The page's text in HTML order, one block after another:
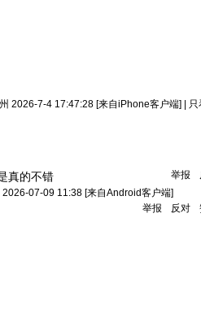
2026-7-4 17:47:28 [来自iPhone客户端]
只
举报
真的不错
2026-07-09 11:38 [来自Android客户端]
举报
反对